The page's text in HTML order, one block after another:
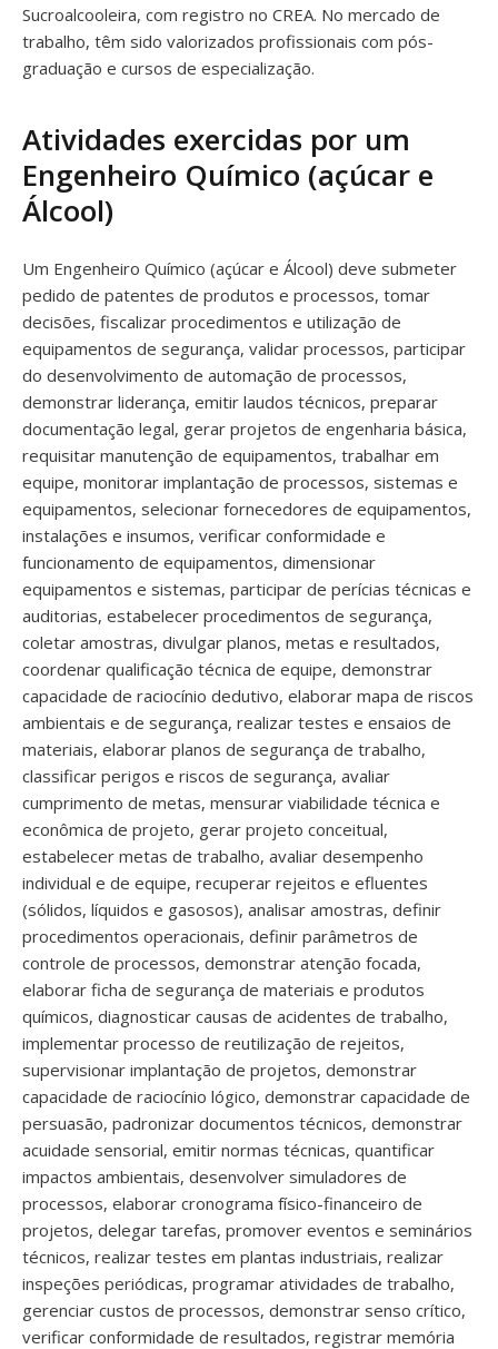
Sucroalcooleira, com registro no CREA. No mercado de
trabalho, têm sido valorizados profissionais com pós-
graduação e cursos de especialização.
Atividades exercidas por um
Engenheiro Químico (açúcar e
Álcool)
Um Engenheiro Químico (açúcar e Álcool) deve submeter
pedido de patentes de produtos e processos, tomar
decisões, fiscalizar procedimentos e utilização de
equipamentos de segurança, validar processos, participar
do desenvolvimento de automação de processos,
demonstrar liderança, emitir laudos técnicos, preparar
documentação legal, gerar projetos de engenharia básica,
requisitar manutenção de equipamentos, trabalhar em
equipe, monitorar implantação de processos, sistemas e
equipamentos, selecionar fornecedores de equipamentos,
instalações e insumos, verificar conformidade e
funcionamento de equipamentos, dimensionar
equipamentos e sistemas, participar de perícias técnicas e
auditorias, estabelecer procedimentos de segurança,
coletar amostras, divulgar planos, metas e resultados,
coordenar qualificação técnica de equipe, demonstrar
capacidade de raciocínio dedutivo, elaborar mapa de riscos
ambientais e de segurança, realizar testes e ensaios de
materiais, elaborar planos de segurança de trabalho,
classificar perigos e riscos de segurança, avaliar
cumprimento de metas, mensurar viabilidade técnica e
econômica de projeto, gerar projeto conceitual,
estabelecer metas de trabalho, avaliar desempenho
individual e de equipe, recuperar rejeitos e efluentes
(sólidos, líquidos e gasosos), analisar amostras, definir
procedimentos operacionais, definir parâmetros de
controle de processos, demonstrar atenção focada,
elaborar ficha de segurança de materiais e produtos
químicos, diagnosticar causas de acidentes de trabalho,
implementar processo de reutilização de rejeitos,
supervisionar implantação de projetos, demonstrar
capacidade de raciocínio lógico, demonstrar capacidade de
persuasão, padronizar documentos técnicos, demonstrar
acuidade sensorial, emitir normas técnicas, quantificar
impactos ambientais, desenvolver simuladores de
processos, elaborar cronograma físico-financeiro de
projetos, delegar tarefas, promover eventos e seminários
técnicos, realizar testes em plantas industriais, realizar
inspeções periódicas, programar atividades de trabalho,
gerenciar custos de processos, demonstrar senso crítico,
verificar conformidade de resultados, registrar memória